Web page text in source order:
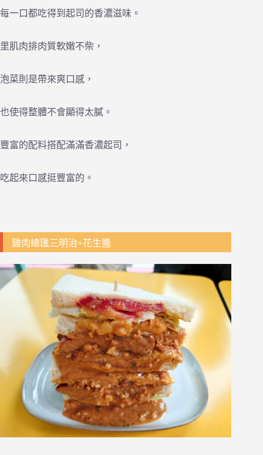
每一口都吃得到起司的香濃滋味。
里肌肉排肉質軟嫩不柴，
泡菜則是帶來爽口感，
也使得整體不會顯得太膩。
豐富的配料搭配滿滿香濃起司，
吃起來口感挺豐富的。
雞肉總匯三明治+花生醬